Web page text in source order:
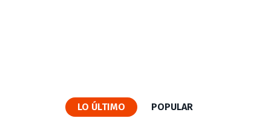
LO ÚLTIMO POPULAR